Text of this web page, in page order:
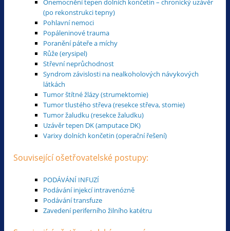
Onemocnění tepen dolních končetin – chronický uzávěr
(po rekonstrukci tepny)
Pohlavní nemoci
Popáleninové trauma
Poranění páteře a míchy
Růže (erysipel)
Střevní neprůchodnost
Syndrom závislosti na nealkoholových návykových
látkách
Tumor štítné žlázy (strumektomie)
Tumor tlustého střeva (resekce střeva, stomie)
Tumor žaludku (resekce žaludku)
Uzávěr tepen DK (amputace DK)
Varixy dolních končetin (operační řešení)
Související ošetřovatelské postupy:
PODÁVÁNÍ INFUZÍ
Podávání injekcí intravenózně
Podávání transfuze
Zavedení periferního žilního katétru